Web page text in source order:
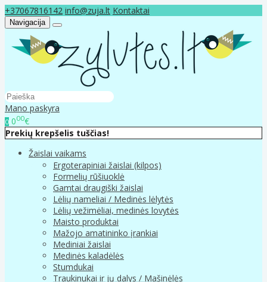
+37067816142 info@zuja.lt Kontaktai
Navigacija
Mano paskyra
0 000€
Prekių krepšelis tuščias!
Žaislai vaikams
Ergoterapiniai žaislai (kilpos)
Formelių rūšiuoklė
Gamtai draugiški žaislai
Lėlių nameliai / Medinės lėlytės
Lėlių vežimėliai, medinės lovytės
Maisto produktai
Mažojo amatininko įrankiai
Mediniai žaislai
Medinės kaladėlės
Stumdukai
Traukinukai ir jų dalys / Mašinėlės